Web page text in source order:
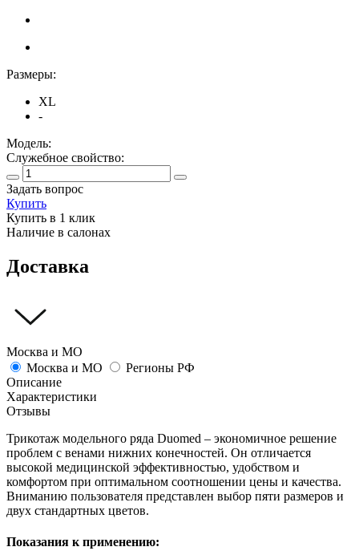
Размеры:
XL
-
Модель:
Служебное свойство:
Задать вопрос
Купить
Купить в 1 клик
Наличие в салонах
Доставка
Москва и МО
Москва и МО
Регионы РФ
Описание
Характеристики
Отзывы
Трикотаж модельного ряда Duomed – экономичное решение
проблем с венами нижних конечностей. Он отличается
высокой медицинской эффективностью, удобством и
комфортом при оптимальном соотношении цены и качества.
Вниманию пользователя представлен выбор пяти размеров и
двух стандартных цветов.
Показания к применению: